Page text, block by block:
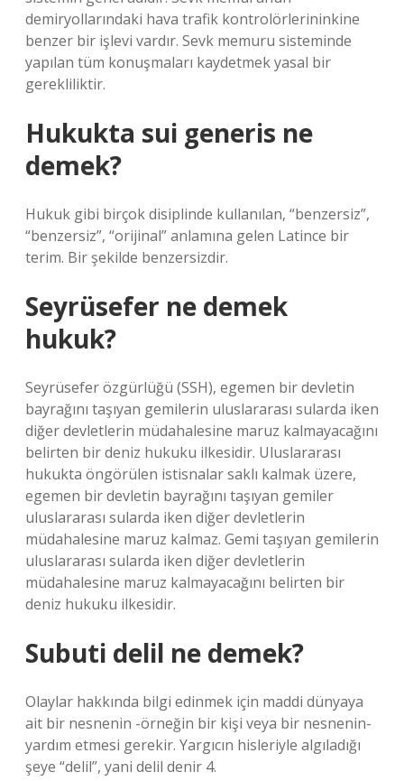
demiryollarındaki hava trafik kontrolörlerininkine
benzer bir işlevi vardır. Sevk memuru sisteminde
yapılan tüm konuşmaları kaydetmek yasal bir
gerekliliktir.
Hukukta sui generis ne
demek?
Hukuk gibi birçok disiplinde kullanılan, “benzersiz”,
“benzersiz”, “orijinal” anlamına gelen Latince bir
terim. Bir şekilde benzersizdir.
Seyrüsefer ne demek
hukuk?
Seyrüsefer özgürlüğü (SSH), egemen bir devletin
bayrağını taşıyan gemilerin uluslararası sularda iken
diğer devletlerin müdahalesine maruz kalmayacağını
belirten bir deniz hukuku ilkesidir. Uluslararası
hukukta öngörülen istisnalar saklı kalmak üzere,
egemen bir devletin bayrağını taşıyan gemiler
uluslararası sularda iken diğer devletlerin
müdahalesine maruz kalmaz. Gemi taşıyan gemilerin
uluslararası sularda iken diğer devletlerin
müdahalesine maruz kalmayacağını belirten bir
deniz hukuku ilkesidir.
Subuti delil ne demek?
Olaylar hakkında bilgi edinmek için maddi dünyaya
ait bir nesnenin -örneğin bir kişi veya bir nesnenin-
yardım etmesi gerekir. Yargıcın hisleriyle algıladığı
şeye “delil”, yani delil denir 4.